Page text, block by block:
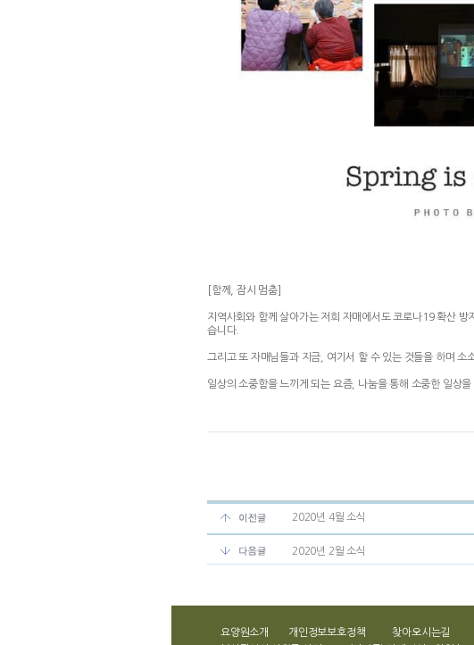
[함께, 잠시 멈춤]
지역사회와 함께 살아가는 저희 자매에서도 코로나19 확산
습니다.
그리고 또 자매님들과 지금, 여기서 할 수 있는 것들을 하며 소
일상의 소중함을 느끼게 되는 요즘, 나눔을 통해 소중한 일상
2020년 4월 소식
2020년 2월 소식
요양원소개 개인정보보호정책 찾아오시는길